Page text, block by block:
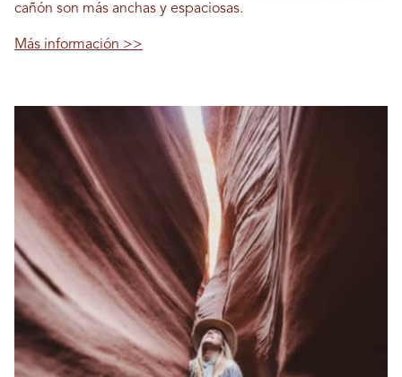
cañón son más anchas y espaciosas.
Más información >>